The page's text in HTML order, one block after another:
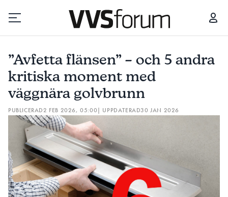
Prenumerera
Hantera prenumeration
Lediga jobb
Annonsera
Läs E-tidningen
”Avfetta flänsen” – och 5 andra
kritiska moment med
väggnära golvbrunn
PUBLICERAD2 FEB 2026, 05:00| UPPDATERAD30 JAN 2026